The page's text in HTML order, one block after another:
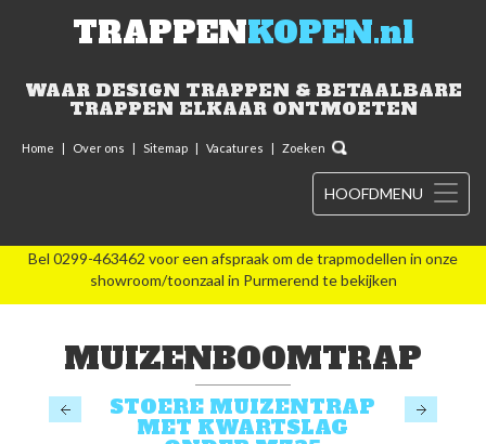
TRAPPENKOPEN.nl
WAAR DESIGN TRAPPEN & BETAALBARE
TRAPPEN ELKAAR ONTMOETEN
Home | Over ons | Sitemap | Vacatures | Zoeken
HOOFDMENU
Bel 0299-463462 voor een afspraak om de trapmodellen in onze
showroom/toonzaal in Purmerend te bekijken
MUIZENBOOMTRAP
STOERE MUIZENTRAP
MET KWARTSLAG